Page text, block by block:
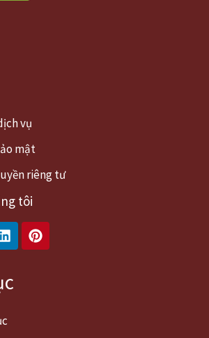
vụ
mật
riêng tư
tôi
LinkedinPinterest